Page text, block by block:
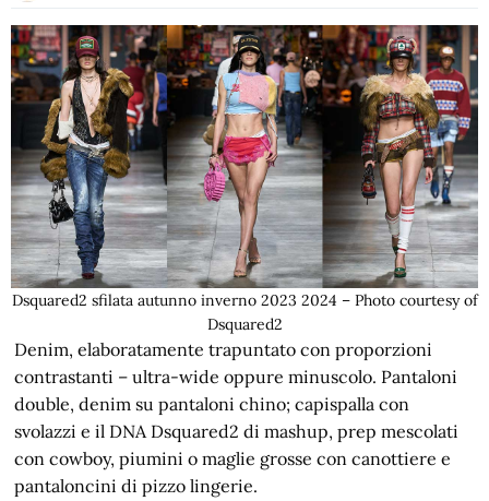
Dsquared2 sfilata autunno inverno 2023 2024 – Photo courtesy of
Dsquared2
Denim, elaboratamente trapuntato con proporzioni
contrastanti – ultra-wide oppure minuscolo. Pantaloni
double, denim su pantaloni chino; capispalla con
svolazzi e il DNA Dsquared2 di mashup, prep mescolati
con cowboy, piumini o maglie grosse con canottiere e
pantaloncini di pizzo lingerie.